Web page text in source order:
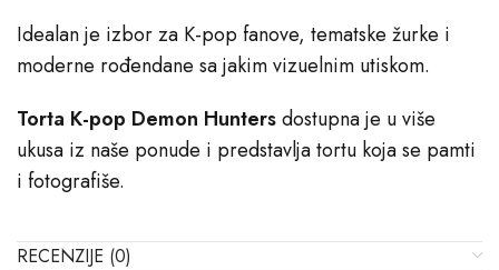
Idealan je izbor za K-pop fanove, tematske žurke i
moderne rođendane sa jakim vizuelnim utiskom.
Torta K-pop Demon Huntersdostupna je u više
ukusa iz naše ponude i predstavlja tortu koja se pamti
i fotografiše.
RECENZIJE (0)